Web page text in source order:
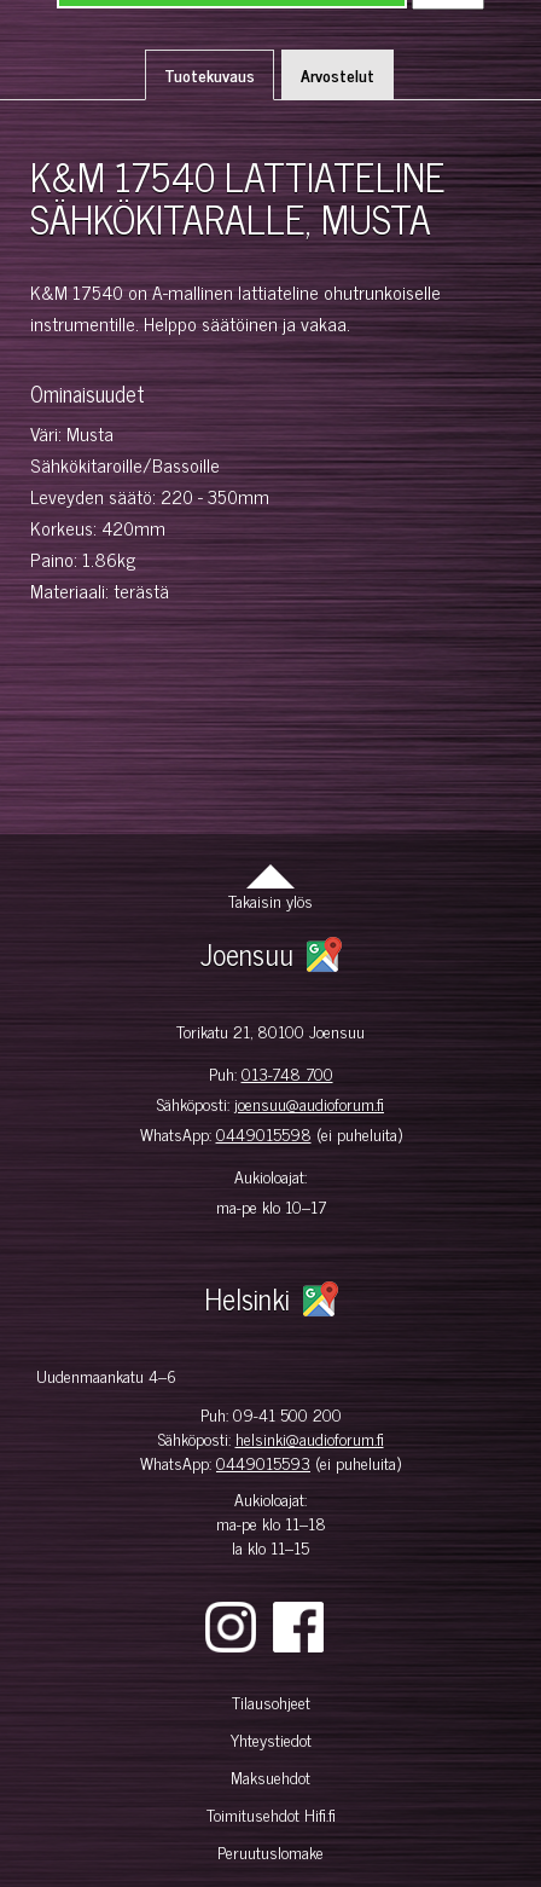
Tuotekuvaus Arvostelut
K&M 17540 LATTIATELINE
SÄHKÖKITARALLE, MUSTA
K&M 17540 on A-mallinen lattiateline ohutrunkoiselle
instrumentille. Helppo säätöinen ja vakaa.
Ominaisuudet
Väri: Musta
Sähkökitaroille/Bassoille
Leveyden säätö: 220 - 350mm
Korkeus: 420mm
Paino: 1.86kg
Materiaali: terästä
Takaisin ylös
Joensuu
Torikatu 21, 80100 Joensuu
Puh:013-748 700
Sähköposti: joensuu@audioforum.fi
WhatsApp:0449015598 (ei puheluita)
Aukioloajat:
ma-pe klo 10–17
Helsinki
Uudenmaankatu 4–6
Puh:09-41 500 200
Sähköposti: helsinki@audioforum.fi
WhatsApp:0449015593 (ei puheluita)
Aukioloajat:
ma-pe klo 11–18
la klo 11–15
Tilausohjeet
Yhteystiedot
Maksuehdot
Toimitusehdot Hifi.fi
Peruutuslomake